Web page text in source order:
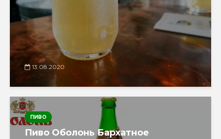
13.08.2020
ПИВО
Пиво Оболонь Бархатное